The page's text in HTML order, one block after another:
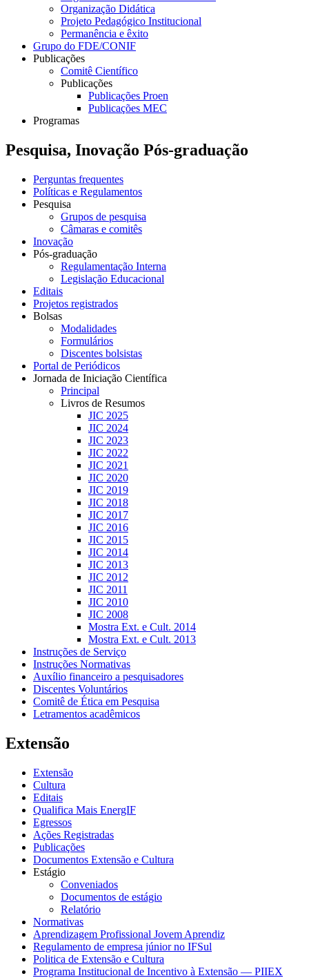
Organização Didática
Projeto Pedagógico Institucional
Permanência e êxito
Grupo do FDE/CONIF
Publicações
Comitê Científico
Publicações
Publicações Proen
Publicações MEC
Programas
Pesquisa, Inovação Pós-graduação
Perguntas frequentes
Políticas e Regulamentos
Pesquisa
Grupos de pesquisa
Câmaras e comitês
Inovação
Pós-graduação
Regulamentação Interna
Legislação Educacional
Editais
Projetos registrados
Bolsas
Modalidades
Formulários
Discentes bolsistas
Portal de Periódicos
Jornada de Iniciação Científica
Principal
Livros de Resumos
JIC 2025
JIC 2024
JIC 2023
JIC 2022
JIC 2021
JIC 2020
JIC 2019
JIC 2018
JIC 2017
JIC 2016
JIC 2015
JIC 2014
JIC 2013
JIC 2012
JIC 2011
JIC 2010
JIC 2008
Mostra Ext. e Cult. 2014
Mostra Ext. e Cult. 2013
Instruções de Serviço
Instruções Normativas
Auxílio financeiro a pesquisadores
Discentes Voluntários
Comitê de Ética em Pesquisa
Letramentos acadêmicos
Extensão
Extensão
Cultura
Editais
Qualifica Mais EnergIF
Egressos
Ações Registradas
Publicações
Documentos Extensão e Cultura
Estágio
Conveniados
Documentos de estágio
Relatório
Normativas
Aprendizagem Profissional Jovem Aprendiz
Regulamento de empresa júnior no IFSul
Politica de Extensão e Cultura
Programa Institucional de Incentivo à Extensão — PIIEX